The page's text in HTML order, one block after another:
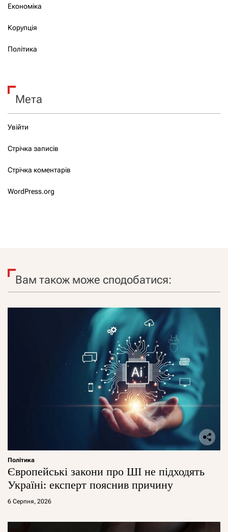
Економіка
Корупція
Політика
Мета
Увійти
Стрічка записів
Стрічка коментарів
WordPress.org
Вам також може сподобатися:
Політика
Європейські закони про ШІ не підходять
Україні: експерт пояснив причину
6 Серпня, 2026